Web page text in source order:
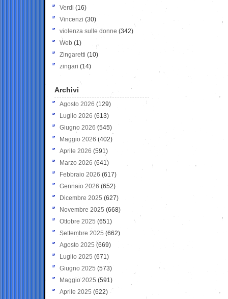
Verdi (16)
Vincenzi (30)
violenza sulle donne (342)
Web (1)
Zingaretti (10)
zingari (14)
Archivi
Agosto 2026 (129)
Luglio 2026 (613)
Giugno 2026 (545)
Maggio 2026 (402)
Aprile 2026 (591)
Marzo 2026 (641)
Febbraio 2026 (617)
Gennaio 2026 (652)
Dicembre 2025 (627)
Novembre 2025 (668)
Ottobre 2025 (651)
Settembre 2025 (662)
Agosto 2025 (669)
Luglio 2025 (671)
Giugno 2025 (573)
Maggio 2025 (591)
Aprile 2025 (622)